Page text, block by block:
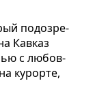
подо­зре­
Кав­каз
с любов­
курорте,